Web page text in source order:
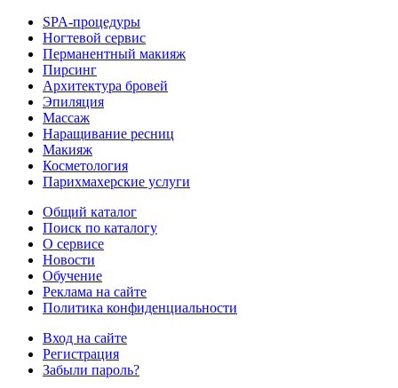
SPA-процедуры
Ногтевой сервис
Перманентный макияж
Пирсинг
Архитектура бровей
Эпиляция
Массаж
Наращивание ресниц
Макияж
Косметология
Парихмахерские услуги
Общий каталог
Поиск по каталогу
О сервисе
Новости
Обучение
Реклама на сайте
Политика конфиденциальности
Вход на сайте
Регистрация
Забыли пароль?